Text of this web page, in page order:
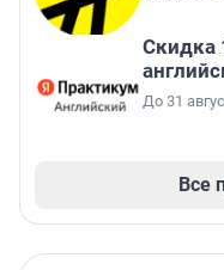
Скидка
До 31
Все